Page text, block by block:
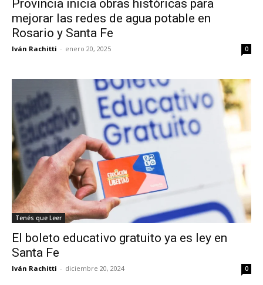
Provincia inicia obras históricas para
mejorar las redes de agua potable en
Rosario y Santa Fe
Iván Rachitti - enero 20, 2025 0
Tenés que Leer
El boleto educativo gratuito ya es ley en
Santa Fe
Iván Rachitti - diciembre 20, 2024 0